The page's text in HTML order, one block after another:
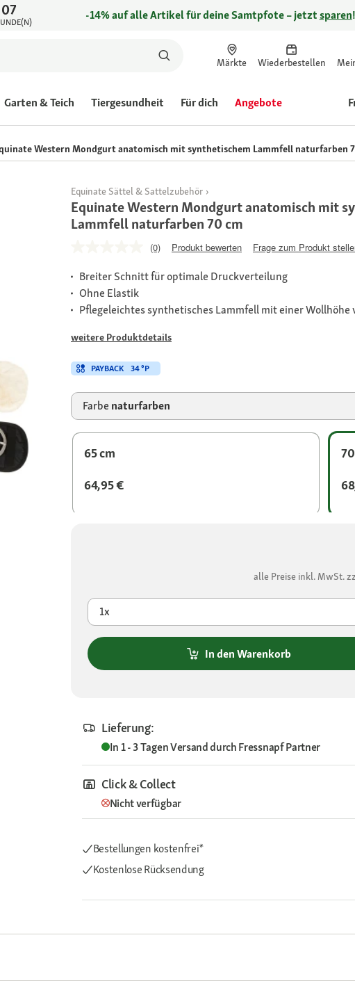
07 -14% auf alle Artikel für deine Samtpfote – jetztsparen!
Märkte Wiederbestellen
Garten & Teich Tiergesundheit Für dich Angebote
Western Mondgurt anatomisch mit synthetischem Lammfell naturfarben
Equinate Sättel & Sattelzubehör
Equinate Western Mondgurt anatomisch mit
Lammfell naturfarben 70 cm
(0) Produkt bewerten Frage zum Produkt
Breiter Schnitt für optimale Druckverteilung
Ohne Elastik
Pflegeleichtes synthetisches Lammfell mit einer Wollhöhe
weitere Produktdetails
PAYBACK 34 °P
Farbe naturfarben
65 cm
64,95 €
alle Preise inkl. MwSt.
1x
In den Warenkorb
Lieferung:
In 1 - 3 TagenVersand durchFressnapf Partner
Click & Collect
Nicht verfügbar
Bestellungen kostenfrei*
Kostenlose Rücksendung